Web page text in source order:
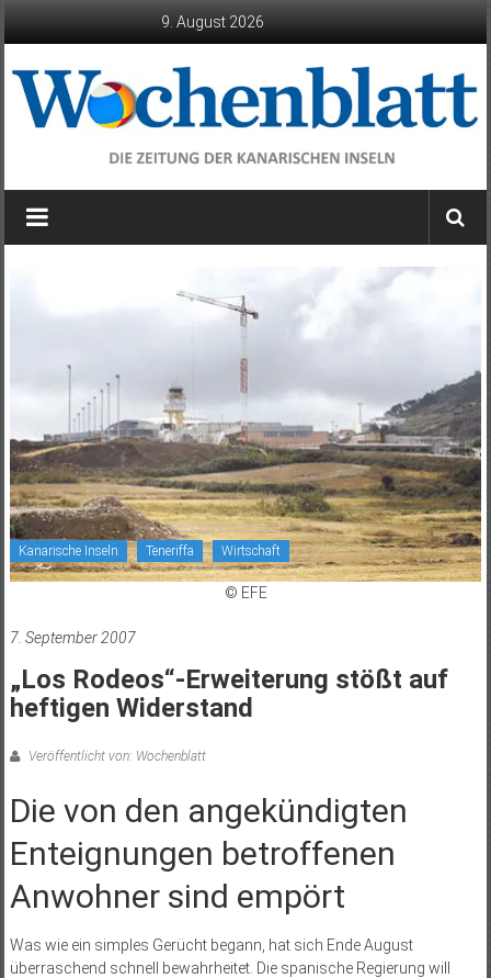
9. August 2026
Wochenblatt
die
Kanarische Inseln Teneriffa Wirtschaft
© EFE
7. September 2007
„Los Rodeos“-Erweiterung stößt auf
heftigen Widerstand
Veröffentlicht von: Wochenblatt
Die von den angekündigten
Enteignungen betroffenen
Anwohner sind empört
Was wie ein simples Gerücht begann, hat sich Ende August
überraschend schnell bewahrheitet. Die spanische Regierung will